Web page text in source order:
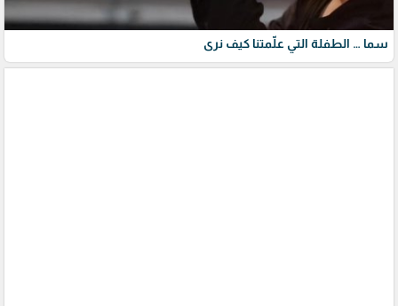
سما … الطفلة التي علّمتنا كيف نرى